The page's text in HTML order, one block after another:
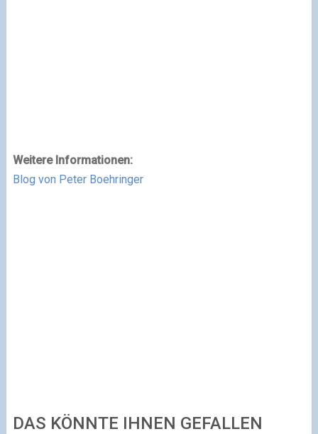
Weitere Informationen:
Blog von Peter Boehringer
DAS KÖNNTE IHNEN GEFALLEN